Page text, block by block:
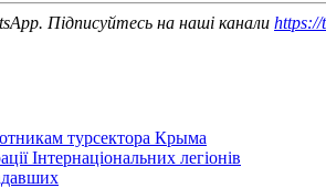
Підписуйтесь на наші канали https://
турсектора Крыма
Інтернаціональних легіонів